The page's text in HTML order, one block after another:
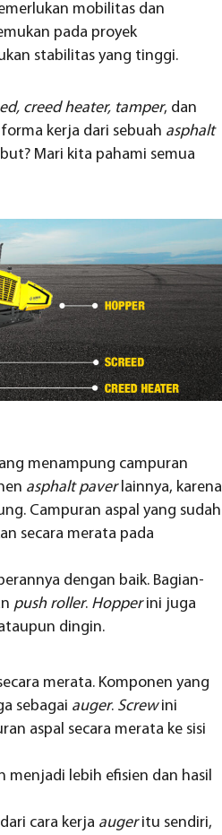
mobilitas dan
pada proyek
stabilitas yang tinggi.
creed heater, tamper, dan
kerja dari sebuah asphalt
Mari kita pahami semua
menampung campuran
asphalt paverlainnya, karena
Campuran aspal yang sudah
secara merata pada
dengan baik. Bagian-
push roller. Hopperini juga
dingin.
merata. Komponen yang
sebagai auger. Screwini
aspal secara merata ke sisi
menjadi lebih efisien dan hasil
cara kerja augeritu sendiri,